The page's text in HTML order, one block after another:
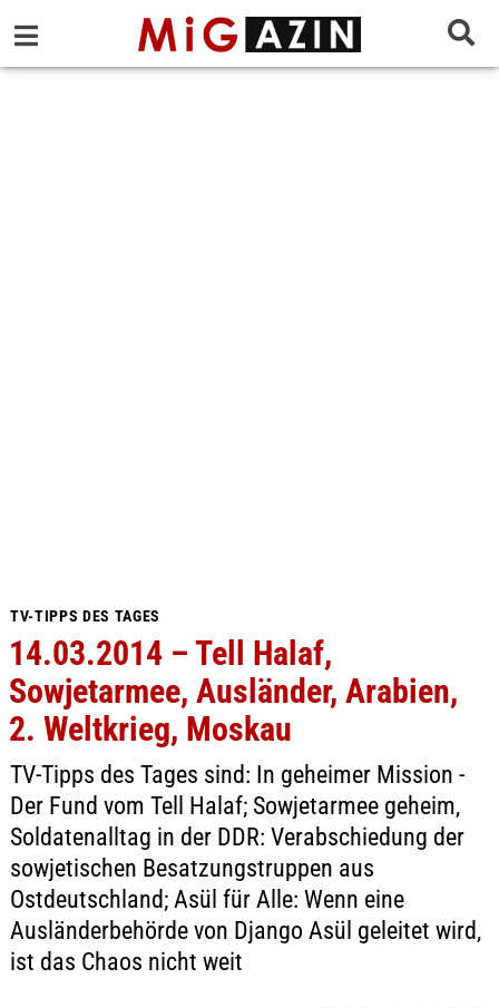
TV-TIPPS DES TAGES
14.03.2014 – Tell Halaf,
Sowjetarmee, Ausländer, Arabien,
2. Weltkrieg, Moskau
TV-Tipps des Tages sind: In geheimer Mission -
Der Fund vom Tell Halaf; Sowjetarmee geheim,
Soldatenalltag in der DDR: Verabschiedung der
sowjetischen Besatzungstruppen aus
Ostdeutschland; Asül für Alle: Wenn eine
Ausländerbehörde von Django Asül geleitet wird,
ist das Chaos nicht weit